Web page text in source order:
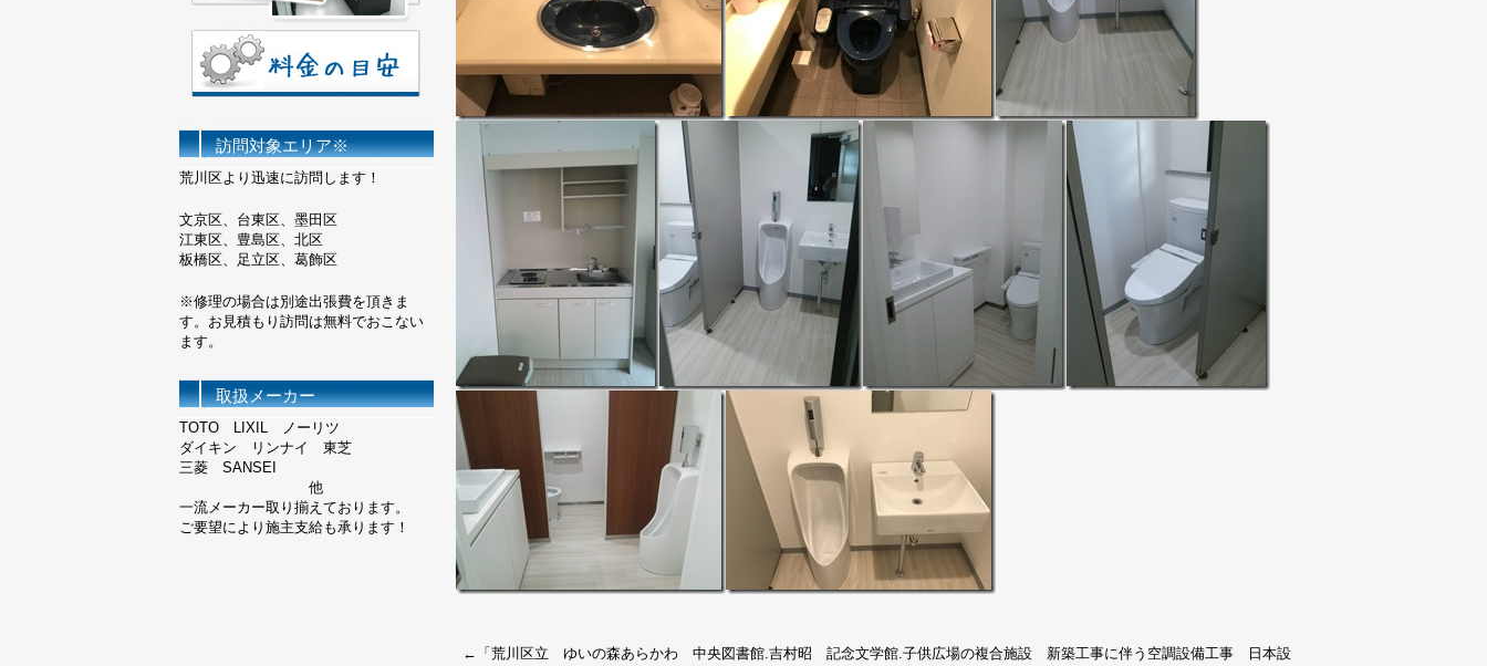
←「 荒川区立 ゆいの森あらかわ 中央図書館.吉村昭 記念文学館.子供広場の複合施設 新築工事に伴う空調設備工事 日本設
訪問対象エリア※
荒川区より迅速に訪問します！
文京区、台東区、墨田区
江東区、豊島区、北区
板橋区、足立区、葛飾区
※修理の場合は別途出張費を頂きま
す。お見積もり訪問は無料でおこない
ます。
取扱メーカー
TOTO LIXIL ノーリツ
ダイキン リンナイ 東芝
三菱 SANSEI
他
一流メーカー取り揃えております。
ご要望により施主支給も承ります！